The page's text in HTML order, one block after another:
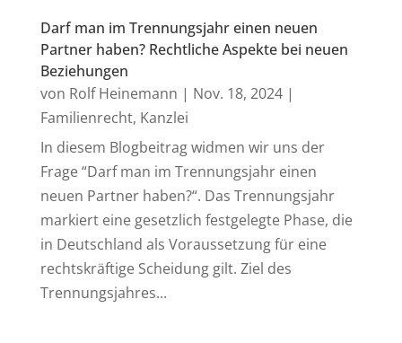
Darf man im Trennungsjahr einen neuen
Partner haben? Rechtliche Aspekte bei neuen
Beziehungen
von Rolf Heinemann | Nov. 18, 2024|
Familienrecht, Kanzlei
In diesem Blogbeitrag widmen wir uns der
Frage “Darf man im Trennungsjahr einen
neuen Partner haben?“. Das Trennungsjahr
markiert eine gesetzlich festgelegte Phase, die
in Deutschland als Voraussetzung für eine
rechtskräftige Scheidung gilt. Ziel des
Trennungsjahres...